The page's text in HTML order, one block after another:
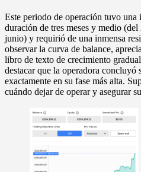
Este periodo de operación tuvo una
duración de tres meses y medio (del
junio) y requirió de una inmensa
observar la curva de balance,
libro de texto de crecimiento
destacar que la operadora concluyó
exactamente en su fase más alta.
cuándo dejar de operar y asegurar